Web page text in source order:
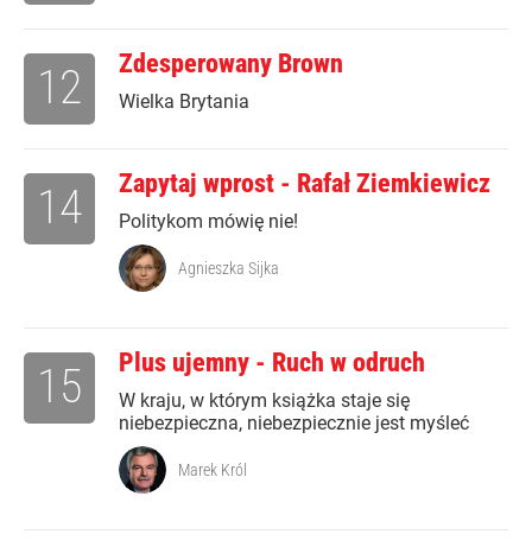
Zdesperowany Brown
Wielka Brytania
12
Zapytaj wprost - Rafał Ziemkiewicz
Politykom mówię nie!
14
Agnieszka Sijka
Plus ujemny - Ruch w odruch
W kraju, w którym książka staje się
niebezpieczna, niebezpiecznie jest myśleć
15
Marek Król